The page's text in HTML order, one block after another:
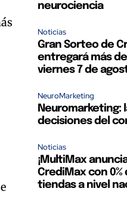
neurociencia
Noticias
Gran Sorteo de
entregará más
viernes 7 de
NeuroMarketing
Neuromarketing:
decisiones del
Noticias
¡MultiMax
CrediMax con
tiendas a nivel